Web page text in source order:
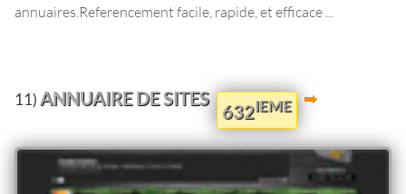
annuaires.Referencement facile, rapide, et efficace ...
11)ANNUAIRE DE SITES
632IEME